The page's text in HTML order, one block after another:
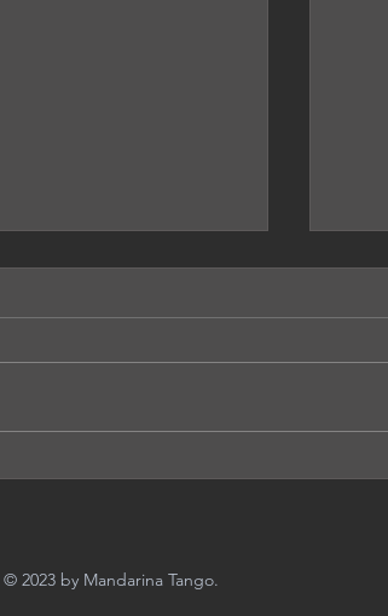
© 2023 by Mandarina Tango.